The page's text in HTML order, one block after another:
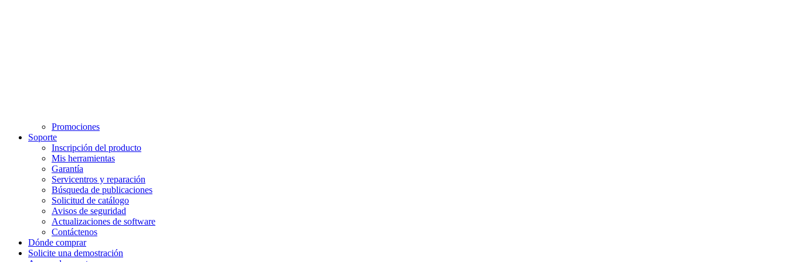
Promociones
Soporte
Inscripción del producto
Mis herramientas
Garantía
Servicentros y reparación
Búsqueda de publicaciones
Solicitud de catálogo
Avisos de seguridad
Actualizaciones de software
Contáctenos
Dónde comprar
Solicite una demostración